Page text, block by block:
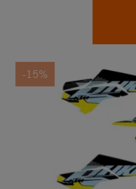
-15%